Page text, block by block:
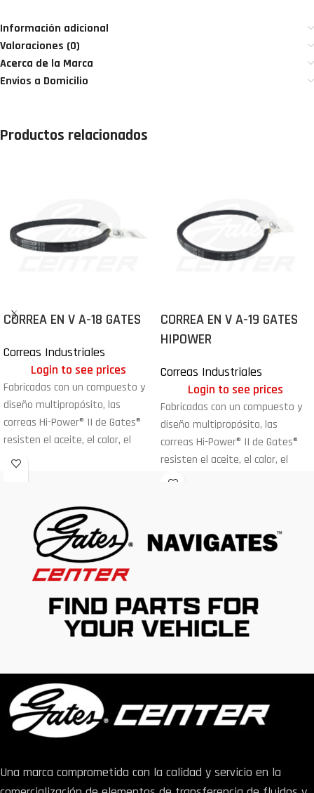
Información adicional
Valoraciones (0)
Acerca de la Marca
Envios a Domicilio
Productos relacionados
CORREA EN V A-18 GATES
Correas Industriales
Login to see prices
Fabricadas con un compuesto y
diseño multipropósito, las
correas Hi-Power® II de Gates®
resisten el aceite, el calor, el
ozono, la luz solar, los
diseñado el material EPDM de la
correa para combatir la ignición
espontánea, lo que significa que
su correa no arderá por la
acumulación de calor incluso
sometida a alta fricción.
CORREA EN V A-19 GATES
HIPOWER
Correas Industriales
Login to see prices
Fabricadas con un compuesto y
diseño multipropósito, las
correas Hi-Power® II de Gates®
resisten el aceite, el calor, el
ozono, la luz solar, los
diseñado el material EPDM de la
correa para combatir la ignición
acumulación de calor incluso
sometida a alta fricción.
Una marca comprometida con la calidad y servicio en la